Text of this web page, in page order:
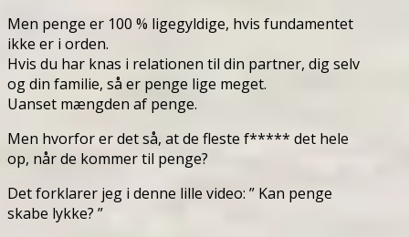
Men penge er 100 % ligegyldige, hvis fundamentet
ikke er i orden.
Hvis du har knas i relationen til din partner, dig selv
og din familie, så er penge lige meget.
Uanset mængden af penge.
Men hvorfor er det så, at de fleste f***** det hele
op, når de kommer til penge?
Det forklarer jeg i denne lille video: ” Kan penge
skabe lykke? ”